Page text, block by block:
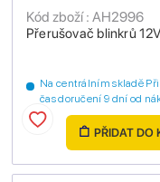
Přerušovač blinkrů
Kód zboží : AH2996
Na centrálním skladě
čas doručení 9 dní od
PŘIDAT DO